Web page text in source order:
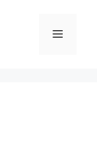
Menu